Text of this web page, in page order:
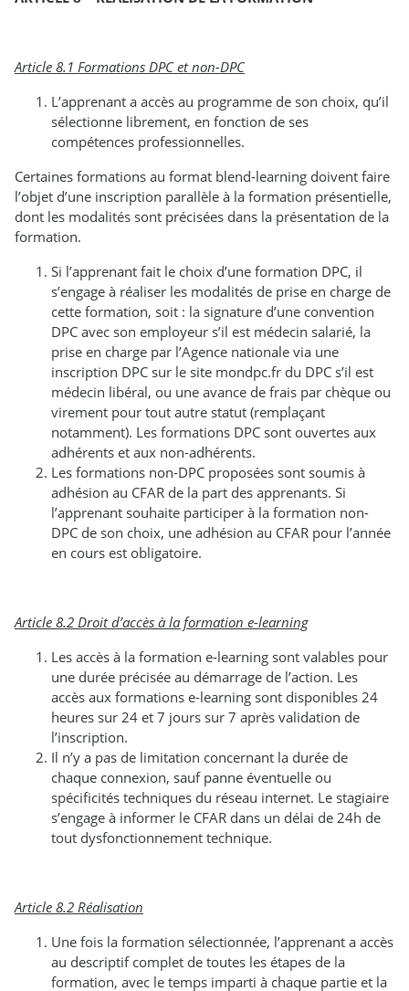
Article 8.1 Formations DPC et non-DPC
L’apprenant a accès au programme de son choix, qu’il
sélectionne librement, en fonction de ses
compétences professionnelles.
Certaines formations au format blend-learning doivent faire
l’objet d’une inscription parallèle à la formation présentielle,
dont les modalités sont précisées dans la présentation de la
formation.
Si l’apprenant fait le choix d’une formation DPC, il
s’engage à réaliser les modalités de prise en charge de
cette formation, soit : la signature d’une convention
DPC avec son employeur s’il est médecin salarié, la
prise en charge par l’Agence nationale via une
inscription DPC sur le site mondpc.fr du DPC s’il est
médecin libéral, ou une avance de frais par chèque ou
virement pour tout autre statut (remplaçant
notamment). Les formations DPC sont ouvertes aux
adhérents et aux non-adhérents.
Les formations non-DPC proposées sont soumis à
adhésion au CFAR de la part des apprenants. Si
l’apprenant souhaite participer à la formation non-
DPC de son choix, une adhésion au CFAR pour l’année
en cours est obligatoire.
Article 8.2 Droit d’accès à la formation e-learning
Les accès à la formation e-learning sont valables pour
une durée précisée au démarrage de l’action. Les
accès aux formations e-learning sont disponibles 24
heures sur 24 et 7 jours sur 7 après validation de
l’inscription.
Il n’y a pas de limitation concernant la durée de
chaque connexion, sauf panne éventuelle ou
spécificités techniques du réseau internet. Le stagiaire
s’engage à informer le CFAR dans un délai de 24h de
tout dysfonctionnement technique.
Article 8.2 Réalisation
Une fois la formation sélectionnée, l’apprenant a accès
au descriptif complet de toutes les étapes de la
formation, avec le temps imparti à chaque partie et la